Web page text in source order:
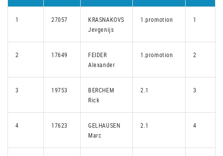
1 27057
KRASNAKOVS
Jevgenijs
1.promotion 1
2 17649
FEIDER
Alexander
1.promotion 2
3 19753
BERCHEM
Rick
2.1 3
4 17623
GELHAUSEN
Marc
2.1 4